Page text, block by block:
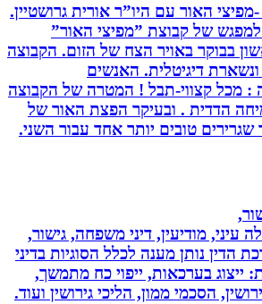
האור עם היו”ר אורית גרושטיין.
של קבוצת ”מפיצי האור”
באויר הצח של הזום. הקבוצה
דיגיטלית. האנשים
קצווי-תבל ! המטרה של הקבוצה
. ובעיקר הפצת האור של
טובים יותר אחד עבור השני.
מודיעין, דיני משפחה, גישור,
נותן מענה לכלל הסוגיות בדיני
בערכאות, ייפוי כח מתמשך,
הסכמי ממון, הליכי גירושין ועוד.